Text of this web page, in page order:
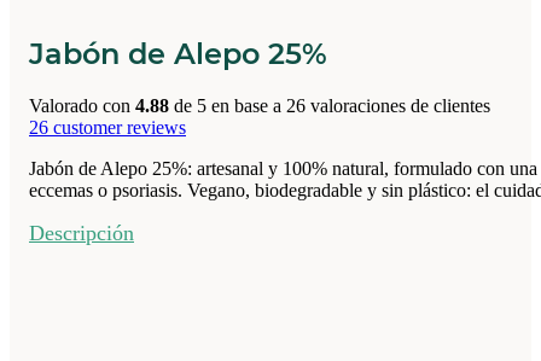
Jabón de Alepo 25%
Valorado con 4.88 de 5 en base a 26 valoraciones de clientes
26 customer reviews
Jabón de Alepo 25%: artesanal y 100% natural, formulado con
eccemas o psoriasis. Vegano, biodegradable y sin plástico: el
Descripción